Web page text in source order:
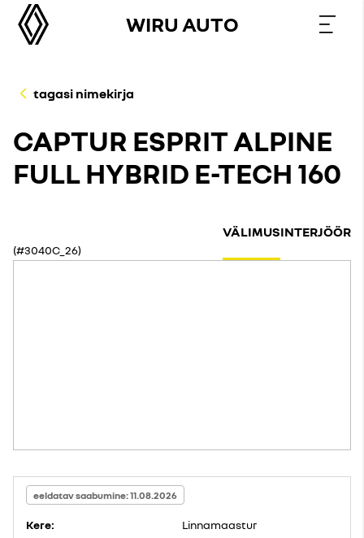
WIRU AUTO
tagasi nimekirja
CAPTUR ESPRIT ALPINE
FULL HYBRID E-TECH 160
(#3040C_26)
VÄLIMUSINTERJÖÖR
eeldatav saabumine: 11.08.2026
Kere:
Linnamaastur